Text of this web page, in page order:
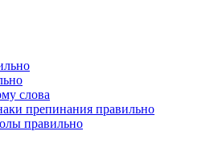
слова
препинания правильно
правильно